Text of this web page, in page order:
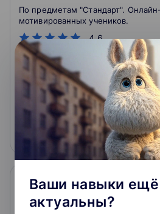
4.6
По предметам "Стандарт".
мотивированных учеников.
180отзывово школе
31 500 ₽
Подробнее
Ваши навыки ещё
актуальны?